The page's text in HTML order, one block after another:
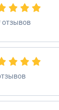
отзывов